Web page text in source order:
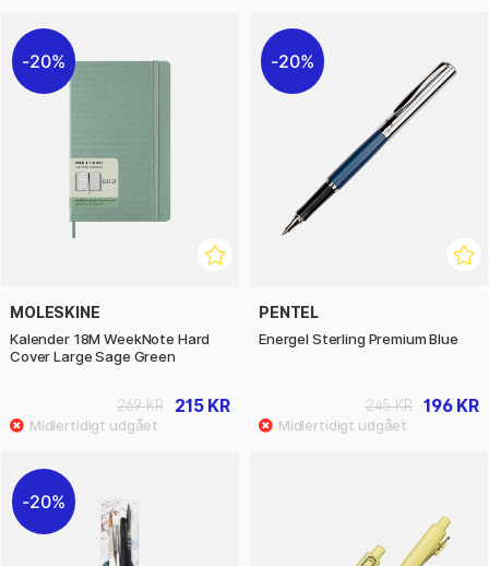
20%
MOLESKINE
Kalender 18M WeekNote Hard
Cover Large Sage Green
215 KR
269 KR
20%
PENTEL
Energel Sterling Premium Blue
196 KR
245 KR
20%